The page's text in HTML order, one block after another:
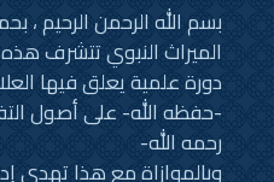
بسم الله الرحمن الرحيم ،
الميراث النبوي تتشرف
دورة علمية يعلق فيها
-حفظه الله- على أصول
رحمه الله-
وبالموازاة مع هذا تهدي